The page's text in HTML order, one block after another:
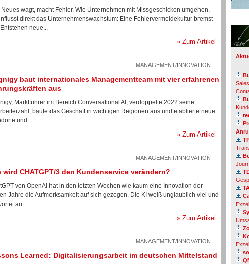
Neues wagt, macht Fehler. Wie Unternehmen mit Missgeschicken umgehen,
direkt das Unternehmenswachstum: Eine Fehlervermeidekultur bremst
neue...
» Zum Artikel
MANAGEMENT/INNOVATION
baut internationales Managementteam mit vier erfahrenen
aus
Marktführer im Bereich Conversational AI, verdoppelte 2022 seine
baute das Geschäft in wichtigen Regionen aus und etablierte neue
und ...
» Zum Artikel
MANAGEMENT/INNOVATION
wird CHATGPT/3 den Kundenservice verändern?
von OpenAI hat in den letzten Wochen wie kaum eine Innovation der
Jahre die Aufmerksamkeit auf sich gezogen. Die KI weiß unglaublich viel und
au...
» Zum Artikel
MANAGEMENT/INNOVATION
Learned: Digitalisierungsarbeit im deutschen Mittelstand